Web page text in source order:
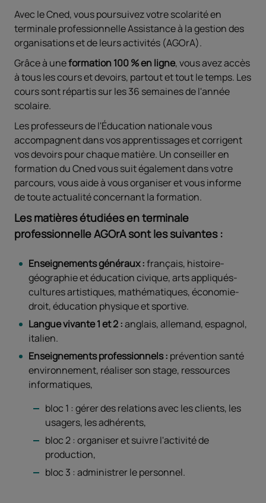
Avec le Cned, vous poursuivez votre scolarité en
terminale professionnelle Assistance à la gestion des
organisations et de leurs activités (AGOrA).
Grâce à uneformation 100 % en ligne, vous avez accès
à tous les cours et devoirs, partout et tout le temps. Les
cours sont répartis sur les 36 semaines de l'année
scolaire.
Les professeurs de l'Éducation nationale vous
accompagnent dans vos apprentissages et corrigent
vos devoirs pour chaque matière. Un conseiller en
formation du Cned vous suit également dans votre
parcours, vous aide à vous organiser et vous informe
de toute actualité concernant la formation.
Les matières étudiées en terminale
professionnelle AGOrA sont les suivantes :
Enseignements généraux :français, histoire-
géographie et éducation civique, arts appliqués-
cultures artistiques, mathématiques, économie-
droit, éducation physique et sportive.
Langue vivante 1 et 2 :anglais, allemand, espagnol,
italien.
Enseignements professionnels : prévention santé
environnement, réaliser son stage, ressources
informatiques,
bloc 1 : gérer des relations avec les clients, les
usagers, les adhérents,
bloc 2 : organiser et suivre l'activité de
production,
bloc 3 : administrer le personnel.